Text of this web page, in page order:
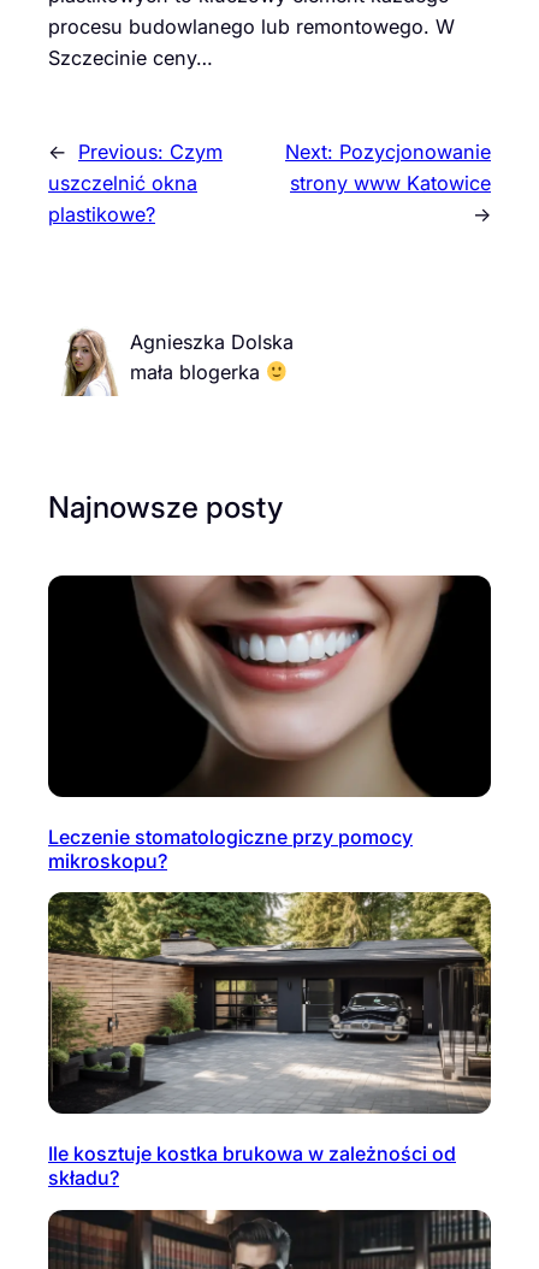
procesu budowlanego lub remontowego. W
Szczecinie ceny…
← Previous: Czym
uszczelnić okna
plastikowe?
Next: Pozycjonowanie
strony www Katowice
→
Agnieszka Dolska
mała blogerka
Najnowsze posty
Leczenie stomatologiczne przy pomocy
mikroskopu?
Ile kosztuje kostka brukowa w zależności od
składu?